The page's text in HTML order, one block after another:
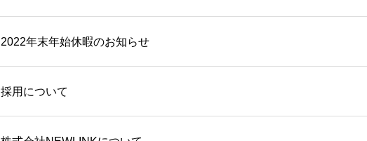
2022年末年始休暇のお知らせ
採用について